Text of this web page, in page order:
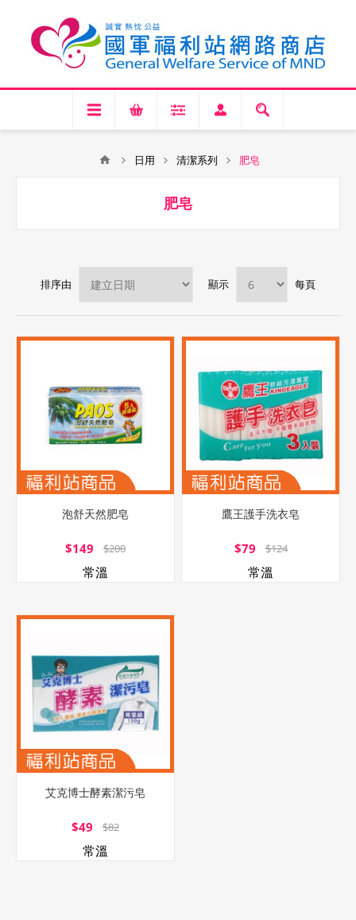
日用 清潔系列 肥皂
肥皂
排序由 顯示 每頁
泡舒天然肥皂
$149 $200
常溫
鷹王護手洗衣皂
$79 $124
常溫
艾克博士酵素潔污皂
$49 $82
常溫